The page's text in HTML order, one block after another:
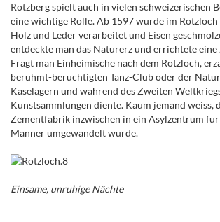
Rotzberg spielt auch in vielen schweizerischen
eine wichtige Rolle. Ab 1597 wurde im
Holz und Leder verarbeitet und Eisen
entdeckte man das Naturerz und errichtete
Fragt man Einheimische nach dem Rotzloch,
berühmt-berüchtigten Tanz-Club oder der
Käselagern und während des Zweiten
Kunstsammlungen diente. Kaum jemand weiss,
Zementfabrik inzwischen in ein Asylzentrum
Männer umgewandelt wurde.
Einsame, unruhige Nächte